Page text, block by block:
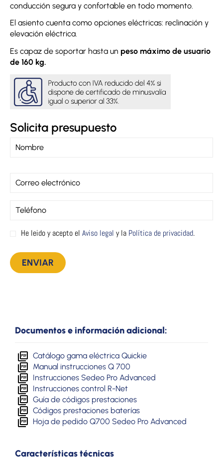
conducción segura y confortable en todo momento.
El asiento cuenta como opciones eléctricas: reclinación y
elevación eléctrica.
Es capaz de soportar hasta un peso máximo de usuario
de 160 kg.
Solicita presupuesto
He leido y acepto el Aviso legal y la Política de privacidad.
Documentos e información adicional:
Catálogo gama eléctrica Quickie
Manual instrucciones Q 700
Instrucciones Sedeo Pro Advanced
Instrucciones control R-Net
Guía de códigos prestaciones
Códigos prestaciones baterías
Hoja de pedido Q700 Sedeo Pro Advanced
Características técnicas